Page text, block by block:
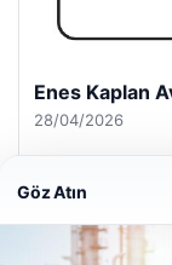
Enes Kaplan
28/04/2026
Göz Atın